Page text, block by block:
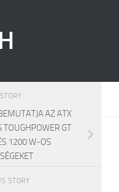
AZ ATX
GT
1200 W-OS
STORY